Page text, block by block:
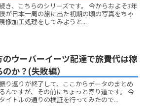
き、こちらのシリーズです。 今からおよそ3年
が日本一周の旅に出た初期の頃の写真をちゃ
像加工処理をしてみようと...
のウーバーイーツ配達で旅費代は稼
か？(失敗編）
り返りが終了して、ここからデータのまとめ
んですが、その前にちょっと寄り道です。 今
イトルの通りの検証を行ってみたので...